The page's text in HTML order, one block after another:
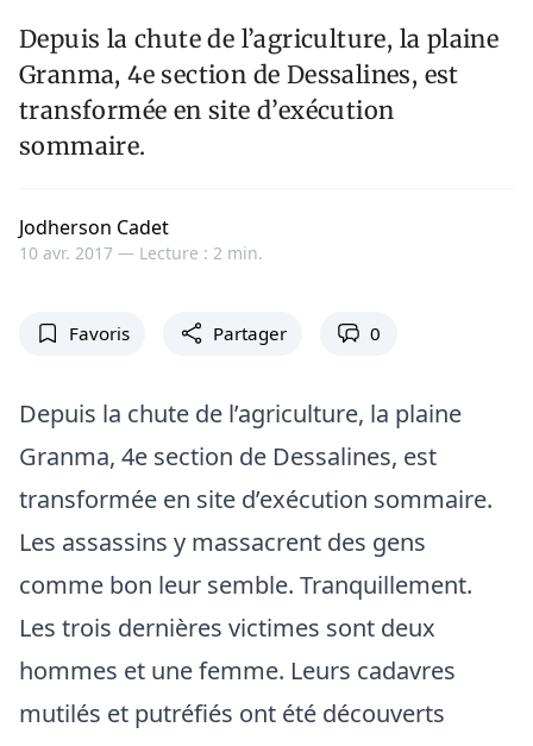
Depuis la chute de l’agriculture, la plaine
Granma, 4e section de Dessalines, est
transformée en site d’exécution
sommaire.
Jodherson Cadet
10 avr. 2017 — Lecture : 2 min.
Favoris Partager 0
Depuis la chute de l’agriculture, la plaine
Granma, 4e section de Dessalines, est
transformée en site d’exécution sommaire.
Les assassins y massacrent des gens
comme bon leur semble. Tranquillement.
Les trois dernières victimes sont deux
hommes et une femme. Leurs cadavres
mutilés et putréfiés ont été découverts